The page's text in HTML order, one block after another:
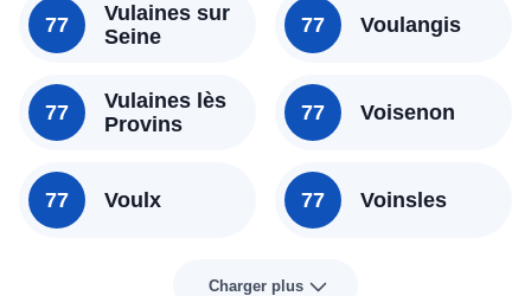
77
Vulaines sur
Seine
77
Vulaines lès
Provins
77 Voulx
77 Voulangis
77 Voisenon
77 Voinsles
Charger plus